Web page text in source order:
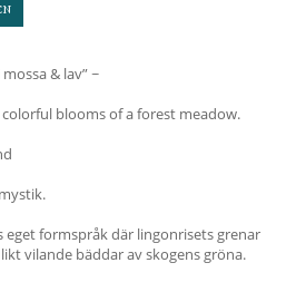
& lav” ~
blooms of a forest meadow.
formspråk där lingonrisets grenar
vilande bäddar av skogens gröna.